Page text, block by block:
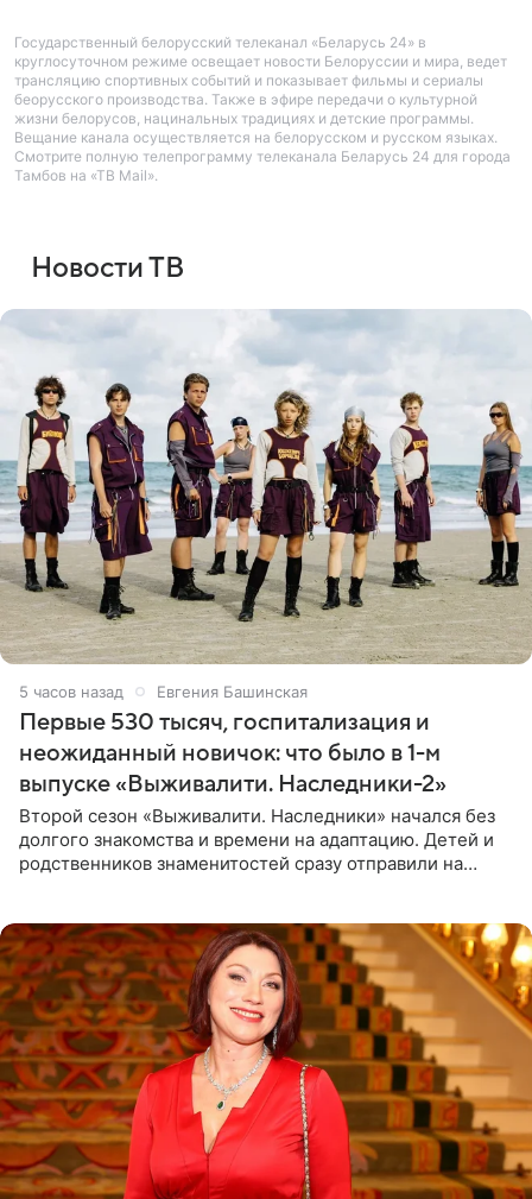
Государственный белорусский телеканал «Беларусь 24» в
круглосуточном режиме освещает новости Белоруссии и мира, ведет
трансляцию спортивных событий и показывает фильмы и сериалы
беорусского производства. Также в эфире передачи о культурной
жизни белорусов, нацинальных традициях и детские программы.
Вещание канала осуществляется на белорусском и русском языках.
Смотрите полную телепрограмму телеканала Беларусь 24 для города
Тамбов на «ТВ Mail».
Новости ТВ
5 часов назад Евгения Башинская
Первые 530 тысяч, госпитализация и
неожиданный новичок: что было в 1-м
выпуске «Выживалити. Наследники-2»
Второй сезон «Выживалити. Наследники» начался без
долгого знакомства и времени на адаптацию. Детей и
родственников знаменитостей сразу отправили на